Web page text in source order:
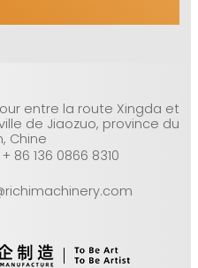
entre la route Xingda et
de Jiaozuo, province du
Chine
86 136 0866 8310